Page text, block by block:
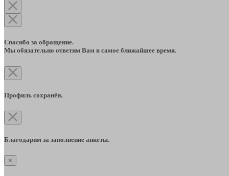
Спасибо за обращение.
Мы обязательно ответим Вам в самое ближайшее время.
Профиль сохранён.
Благодарим за заполнение анкеты.
×